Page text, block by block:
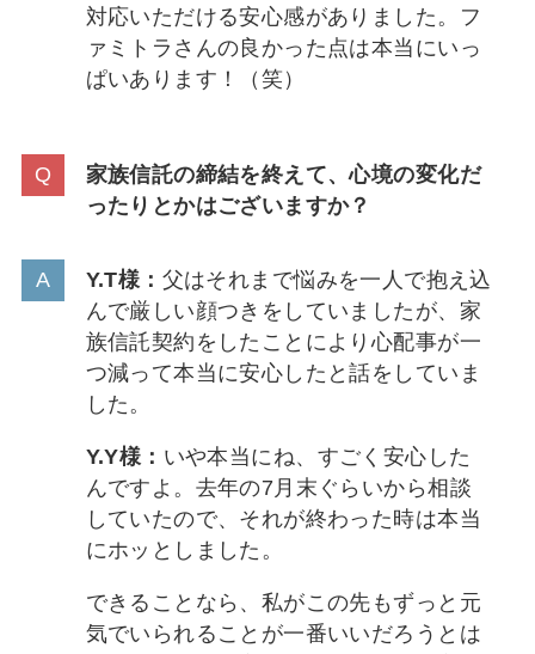
対応いただける安心感がありました。フ
ァミトラさんの良かった点は本当にいっ
ぱいあります！（笑）
家族信託の締結を終えて、心境の変化だ
ったりとかはございますか？
Y.T様： 父はそれまで悩みを一人で抱え込
んで厳しい顔つきをしていましたが、家
族信託契約をしたことにより心配事が一
つ減って本当に安心したと話をしていま
した。
Y.Y様： いや本当にね、すごく安心した
んですよ。去年の7月末ぐらいから相談
していたので、それが終わった時は本当
にホッとしました。
できることなら、私がこの先もずっと元
気でいられることが一番いいだろうとは